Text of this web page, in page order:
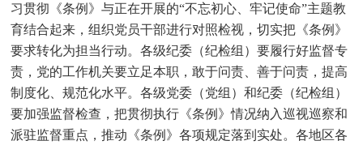
习贯彻《条例》与正在开展的“不忘初心、牢记使命”主题教
育结合起来，组织党员干部进行对照检视，切实把《条例》
要求转化为担当行动。各级纪委（纪检组）要履行好监督专
责，党的工作机关要立足本职，敢于问责、善于问责，提高
制度化、规范化水平。各级党委（党组）和纪委（纪检组）
要加强监督检查，把贯彻执行《条例》情况纳入巡视巡察和
派驻监督重点，推动《条例》各项规定落到实处。各地区各